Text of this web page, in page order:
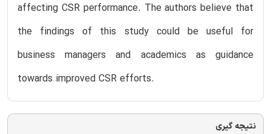
affecting CSR performance. The authors believe that
the findings of this study could be useful for
business managers and academics as guidance
towards improved CSR efforts.
نتیجه گیری